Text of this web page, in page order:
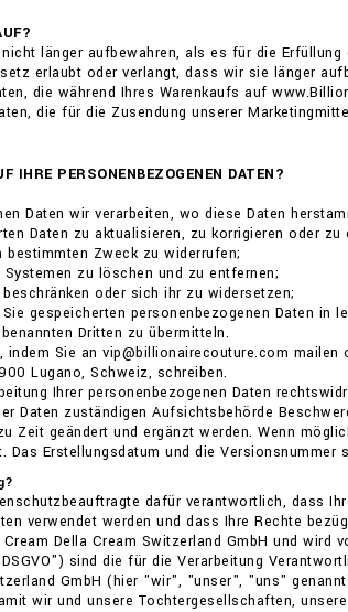
länger aufbewahren, als es für die
erlaubt oder verlangt, dass wir sie länger
die während Ihres Warenkaufs auf
die für die Zusendung unserer
IHRE PERSONENBEZOGENEN DATEN?
Daten wir verarbeiten, wo diese Daten
Daten zu aktualisieren, zu korrigieren oder zu
bestimmten Zweck zu widerrufen;
zu löschen und zu entfernen;
oder sich ihr zu widersetzen;
gespeicherten personenbezogenen Daten in
Dritten zu übermitteln.
Sie an vip@billionairecouture.com mailen
Lugano, Schweiz, schreiben.
Ihrer personenbezogenen Daten
Daten zuständigen Aufsichtsbehörde
Zeit geändert und ergänzt werden. Wenn
Erstellungsdatum und die Versionsnummer
dafür verantwortlich, dass
verwendet werden und dass Ihre Rechte
Della Cream Switzerland GmbH und wird
sind die für die Verarbeitung
GmbH (hier "wir", "unser", "uns"
wir und unsere Tochtergesellschaften,